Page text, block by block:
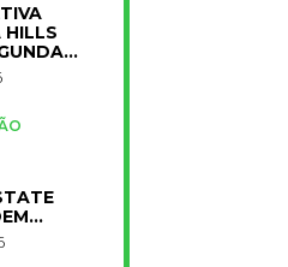
HILLS